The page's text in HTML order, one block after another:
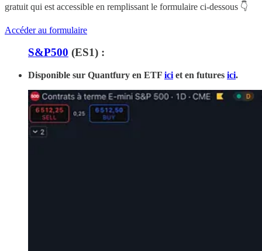
gratuit qui est accessible en remplissant le formulaire ci-dessous 👇
Accéder au formulaire
S&P500 (ES1) :
Disponible sur Quantfury en ETF ici et en futures ici.